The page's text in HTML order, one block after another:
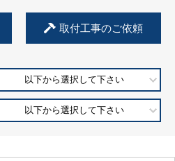
取付工事のご依頼
以下から選択して下さい
以下から選択して下さい